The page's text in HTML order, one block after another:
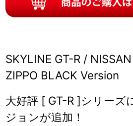
SKYLINE GT-R /
ZIPPO BLACK Version
大好評 [ GT-R ]シリーズ
ジョンが追加！